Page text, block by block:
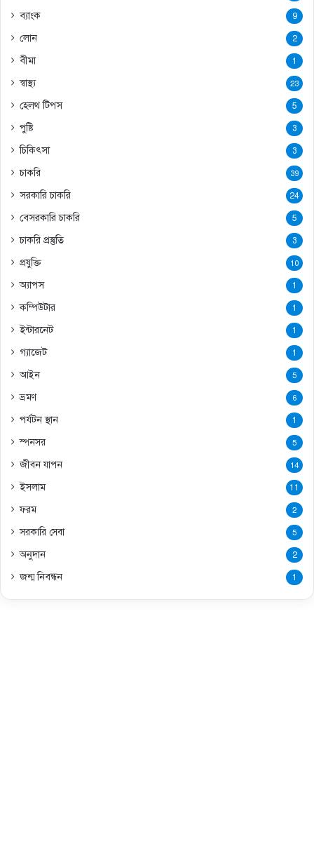
ব্যাংক 9
লোন 2
বীমা 1
স্বাস্থ্য 23
হেলথ টিপস 5
পুষ্টি 3
চিকিৎসা 3
চাকরি 39
সরকারি চাকরি 24
বেসরকারি চাকরি 5
চাকরি প্রস্তুতি 3
প্রযুক্তি 10
অ্যাপস 1
কম্পিউটার 1
ইন্টারনেট 1
গ্যাজেট 1
আইন 5
ভ্রমণ 6
পর্যটন স্থান 1
স্পনসর 5
জীবন যাপন 14
ইসলাম 11
ফরম 2
সরকারি সেবা 5
অনুদান 2
জন্ম নিবন্ধন 1